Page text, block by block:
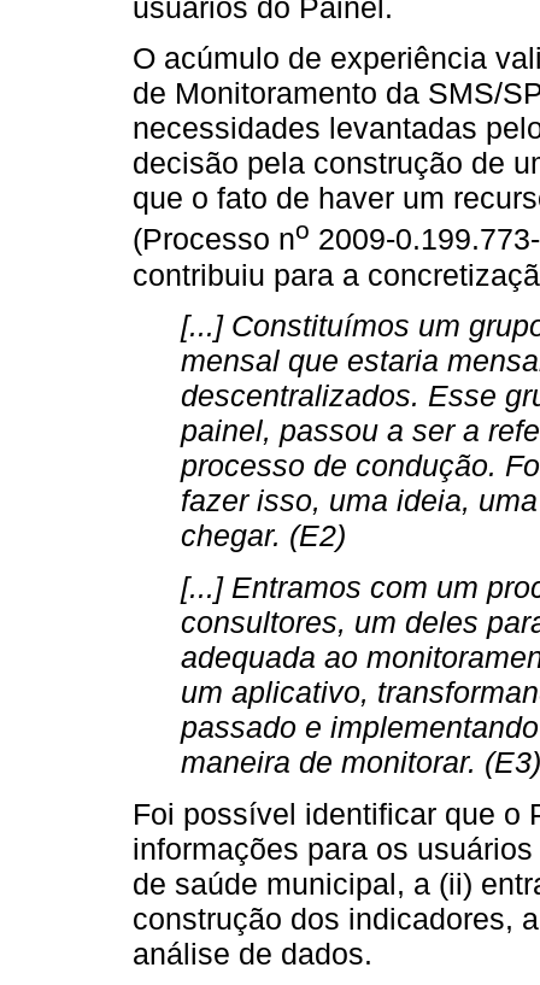
usuários do Painel.
O acúmulo de experiência
de Monitoramento da SMS/
necessidades levantadas
decisão pela construção de
que o fato de haver um
(Processo no 2009-
contribuiu para a
[...] Constituímos um
mensal que estaria
descentralizados. Esse
painel, passou a ser a
processo de condução.
fazer isso, uma ideia,
chegar. (E2)
[...] Entramos com um
consultores, um deles
adequada ao
um aplicativo,
passado e
maneira de monitorar. (E3)
Foi possível identificar que o
informações para os
de saúde municipal, a (ii)
construção dos indicadores,
análise de dados.